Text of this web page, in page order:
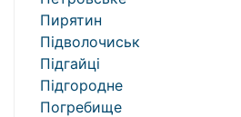
Пирятин
Підволочиськ
Підгайці
Підгородне
Погребище